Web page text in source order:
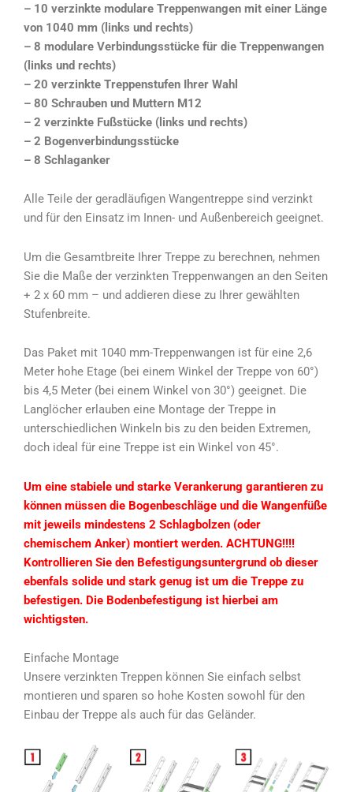
– 10 verzinkte modulare Treppenwangen mit einer Länge
von 1040 mm (links und rechts)
– 8 modulare Verbindungsstücke für die Treppenwangen
(links und rechts)
– 20 verzinkte Treppenstufen Ihrer Wahl
– 80 Schrauben und Muttern M12
– 2 verzinkte Fußstücke (links und rechts)
– 2 Bogenverbindungsstücke
– 8 Schlaganker
Alle Teile der geradläufigen Wangentreppe sind verzinkt
und für den Einsatz im Innen- und Außenbereich geeignet.
Um die Gesamtbreite Ihrer Treppe zu berechnen, nehmen
Sie die Maße der verzinkten Treppenwangen an den Seiten
+ 2 x 60 mm – und addieren diese zu Ihrer gewählten
Stufenbreite.
Das Paket mit 1040 mm-Treppenwangen ist für eine 2,6
Meter hohe Etage (bei einem Winkel der Treppe von 60°)
bis 4,5 Meter (bei einem Winkel von 30°) geeignet. Die
Langlöcher erlauben eine Montage der Treppe in
unterschiedlichen Winkeln bis zu den beiden Extremen,
doch ideal für eine Treppe ist ein Winkel von 45°.
Um eine stabiele und starke Verankerung garantieren zu
können müssen die Bogenbeschläge und die Wangenfüße
mit jeweils mindestens 2 Schlagbolzen (oder
chemischem Anker) montiert werden. ACHTUNG!!!!
Kontrollieren Sie den Befestigungsuntergrund ob dieser
ebenfals solide und stark genug ist um die Treppe zu
befestigen. Die Bodenbefestigung ist hierbei am
wichtigsten.
Einfache Montage
Unsere verzinkten Treppen können Sie einfach selbst
montieren und sparen so hohe Kosten sowohl für den
Einbau der Treppe als auch für das Geländer.